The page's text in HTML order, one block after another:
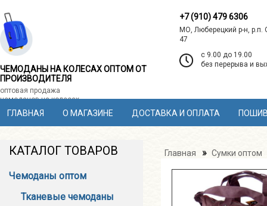
ЧЕМОДАНЫ НА КОЛЕСАХ ОПТОМ ОТ
ПРОИЗВОДИТЕЛЯ
оптовая продажа
чемоданов на колесах
+7 (910) 479 6306
МО, Люберецкий р-н, р.п.
47
c 9.00 до 19.00
без перерыва и
ГЛАВНАЯ О МАГАЗИНЕ ДОСТАВКА И ОПЛАТА
КАТАЛОГ ТОВАРОВ
Чемоданы оптом
Тканевые чемоданы
Главная » Сумки оптом